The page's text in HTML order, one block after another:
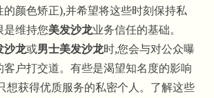
颜色矫正),并希望将这些时刻保持私
是维持您美发沙龙业务信任的基础。
沙龙或男士美发沙龙时,您会与对公众曝
户打交道。有些是渴望知名度的影响
想获得优质服务的私密个人。了解这些